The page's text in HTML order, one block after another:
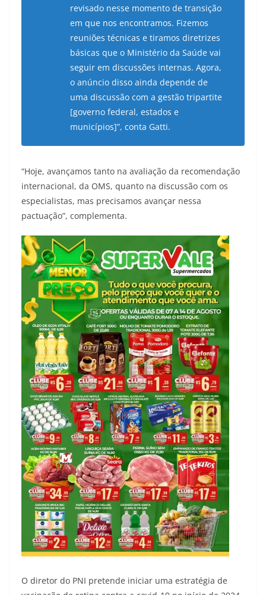
revisado nesse momento de transição
em que nos encontramos. Fizemos
reuniões técnicas e tiramos diretrizes
básicas que o Ministério da Saúde vai
seguir em discussões internas. Agora,
o anúncio disso ainda depende de
uma discussão com a gestão tripartite
[governo federal, estados e
municípios]”, conta Gatti.
“Hoje, avançamos tanto na avaliação da recomendação
internacional, da OMS, quanto na discussão com os
especialistas, mas precisamos avançar nessa
pactuação”, complementa.
O diretor do PNI pretende iniciar uma estratégia de